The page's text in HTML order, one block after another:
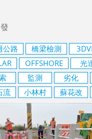
智慧
影音
公路 橋梁檢測
OFFSHORE 光
監測 劣化
流 小林村 蘇花改